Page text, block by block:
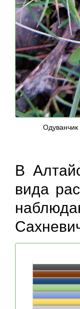
В
вида